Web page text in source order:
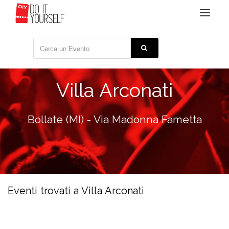
Toggle
Villa Arconati
Bollate (MI) - Via Madonna Fametta
Eventi trovati a Villa Arconati